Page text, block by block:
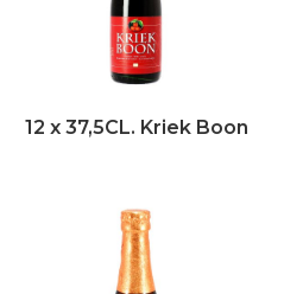
12 x 37,5CL. Kriek Boon